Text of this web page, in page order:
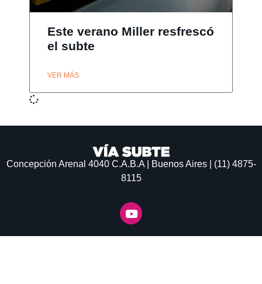
Este verano Miller resfrescó
el subte
VER MÁS
Concepción Arenal 4040C.A.B.A | Buenos Aires | (11) 4875-
8115